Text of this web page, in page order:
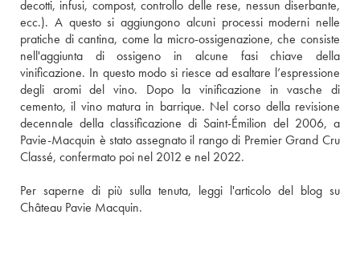
decotti, infusi, compost, controllo delle rese, nessun diserbante,
ecc.). A questo si aggiungono alcuni processi moderni nelle
pratiche di cantina, come la micro-ossigenazione, che consiste
nell'aggiunta di ossigeno in alcune fasi chiave della
vinificazione. In questo modo si riesce ad esaltare l’espressione
degli aromi del vino. Dopo la vinificazione in vasche di
cemento, il vino matura in barrique. Nel corso della revisione
decennale della classificazione di Saint-Émilion del 2006, a
Pavie-Macquin è stato assegnato il rango di Premier Grand Cru
Classé, confermato poi nel 2012 e nel 2022.
Per saperne di più sulla tenuta, leggi l'articolo del blog su
Château Pavie Macquin.